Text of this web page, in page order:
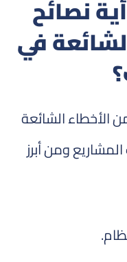
نصائح
في
الأخطاء الشائعة
ومن أبرز